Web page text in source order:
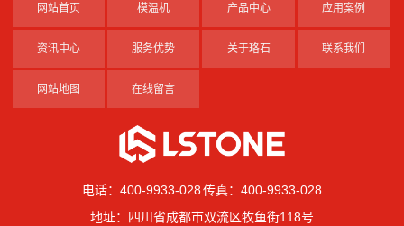
网站首页 模温机 产品中心 应用案例
资讯中心 服务优势 关于珞石 联系我们
网站地图 在线留言
电话：400-9933-028 传真：400-9933-028
地址：四川省成都市双流区牧鱼街118号